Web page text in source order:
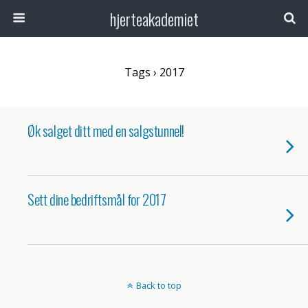
hjerteakademiet
Tags › 2017
Øk salget ditt med en salgstunnel!
Sett dine bedriftsmål for 2017
Back to top